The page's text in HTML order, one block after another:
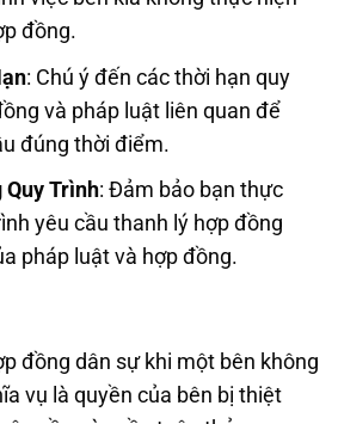
đồng.
: Chú ý đến các thời hạn quy
và pháp luật liên quan để
đúng thời điểm.
Trình: Đảm bảo bạn thực
yêu cầu thanh lý hợp đồng
pháp luật và hợp đồng.
đồng dân sự khi một bên không
vụ là quyền của bên bị thiệt